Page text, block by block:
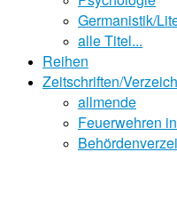
Germanistik/
alle Titel...
Reihen
Zeitschriften/
allmende
Feuerwehren